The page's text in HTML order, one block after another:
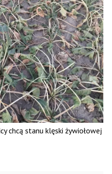
chcą stanu klęski żywiołowej